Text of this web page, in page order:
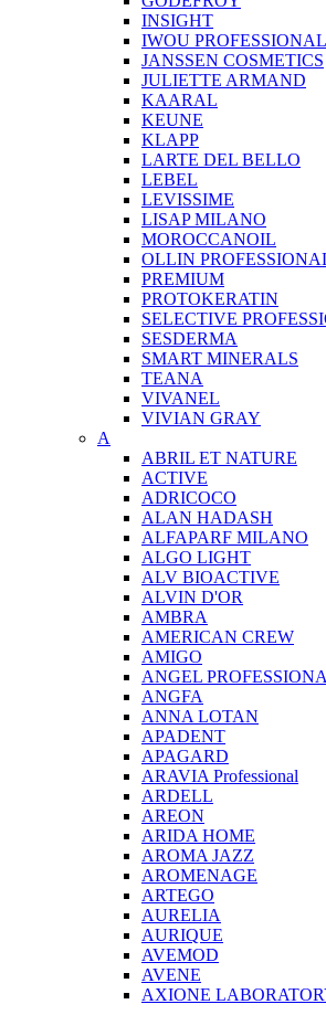
INSIGHT
IWOU PROFESSIONAL
JANSSEN COSMETICS
JULIETTE ARMAND
KAARAL
KEUNE
KLAPP
LARTE DEL BELLO
LEBEL
LEVISSIME
LISAP MILANO
MOROCCANOIL
OLLIN
PREMIUM
PROTOKERATIN
SELECTIVE
SESDERMA
SMART MINERALS
TEANA
VIVANEL
VIVIAN GRAY
A
ABRIL ET NATURE
ACTIVE
ADRICOCO
ALAN HADASH
ALFAPARF MILANO
ALGO LIGHT
ALV BIOACTIVE
ALVIN D'OR
AMBRA
AMERICAN CREW
AMIGO
ANGEL
ANGFA
ANNA LOTAN
APADENT
APAGARD
ARAVIA Professional
ARDELL
AREON
ARIDA HOME
AROMA JAZZ
AROMENAGE
ARTEGO
AURELIA
AURIQUE
AVEMOD
AVENE
AXIONE